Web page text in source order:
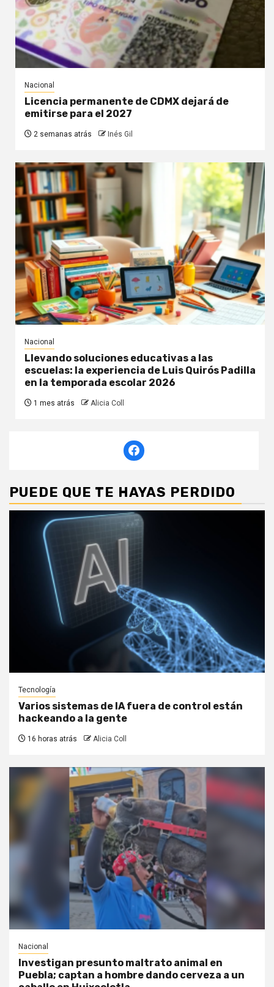
Nacional
Licencia permanente de CDMX dejará de
emitirse para el 2027
2 semanas atrás Inés Gil
Nacional
Llevando soluciones educativas a las
escuelas: la experiencia de Luis Quirós Padilla
en la temporada escolar 2026
1 mes atrás Alicia Coll
PUEDE QUE TE HAYAS PERDIDO
Tecnología
Varios sistemas de IA fuera de control están
hackeando a la gente
16 horas atrás Alicia Coll
Nacional
Investigan presunto maltrato animal en
Puebla; captan a hombre dando cerveza a un